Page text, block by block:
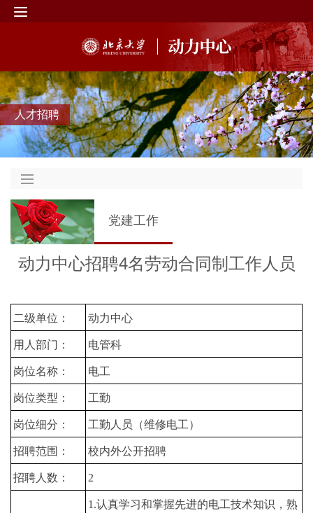
人才招聘
党建工作
动力中心招聘4名劳动合同制工作人员
二级单位： 动力中心
用人部门： 电管科
岗位名称： 电工
岗位类型： 工勤
岗位细分： 工勤人员（维修电工）
招聘范围： 校内外公开招聘
招聘人数： 2
1.认真学习和掌握先进的电工技术知识，熟